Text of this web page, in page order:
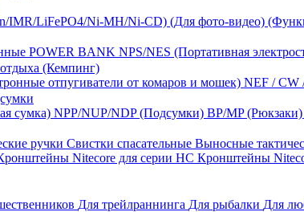
IMR/LiFePO4/Ni-MH/Ni-CD) (Для фото-видео)
POWER BANK NPS/NES (Портативная
(Кемпинг)
отпугиватели от комаров и мошек) NEF / CW
сумка) NPP/NUP/NDP (Подсумки) BP/MP (Рюкзаки)
ручки Свистки спасательные Выносные
Nitecore для серии HС Кронштейны
Для трейлраннинга Для рыбалки Для